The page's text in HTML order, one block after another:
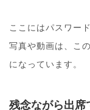
ここにはパスワー
写真や動画は、こ
になっています。
残念ながら出席